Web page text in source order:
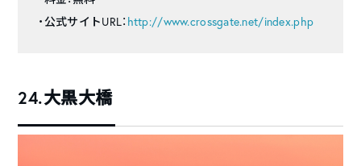
・公式サイトURL： http://www.crossgate.net/index.php
24.大黒大橋